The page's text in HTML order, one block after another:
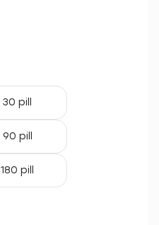
30 pill
90 pill
180 pill